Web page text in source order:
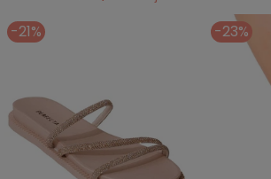
-21% -23%